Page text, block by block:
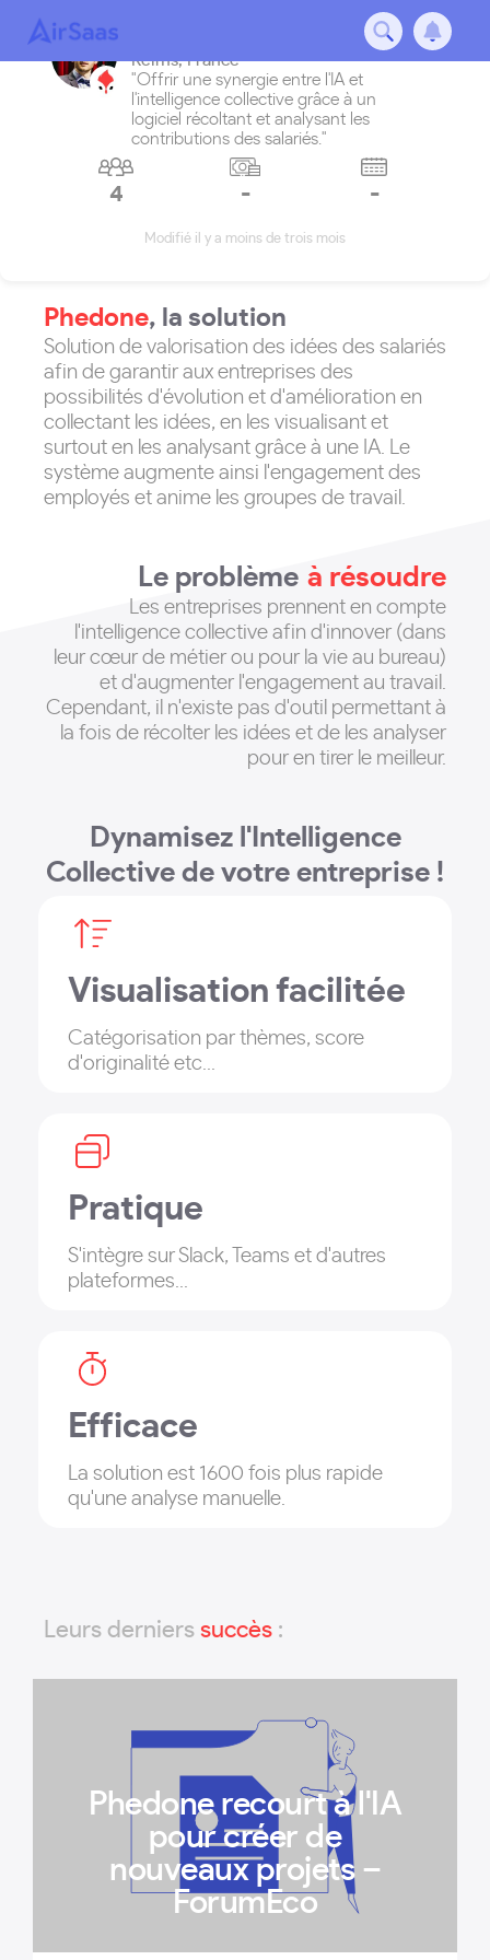
Reims,France
"Offrir une synergie entre l'IA et
l'intelligence collective grâce à un
logiciel récoltant et analysant les
contributions des salariés."
4 - -
Modifié il y a moins de trois mois
Phedone, la solution
Solution de valorisation des idées des salariés
afin de garantir aux entreprises des
possibilités d'évolution et d'amélioration en
collectant les idées, en les visualisant et
surtout en les analysant grâce à une IA. Le
système augmente ainsi l'engagement des
employés et anime les groupes de travail.
Le problème à résoudre
Les entreprises prennent en compte
l'intelligence collective afin d'innover (dans
leur cœur de métier ou pour la vie au bureau)
et d'augmenter l'engagement au travail .
Cependant, il n'existe pas d'outil permettant à
la fois de récolter les idées et de les analyser
pour en tirer le meilleur.
Dynamisez l'Intelligence
Collective de votre entreprise !
Visualisation facilitée
Catégorisation par thèmes, score
d'originalité etc...
Pratique
S'intègre sur Slack, Teams et d'autres
plateformes...
Efficace
La solution est 1600 fois plus rapide
qu'une analyse manuelle.
Leurs derniers succès :
Phedone recourt à l'IA
pour créer de
nouveaux projets –
ForumEco